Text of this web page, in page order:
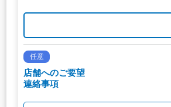
任意
店舗へのご要望
連絡事項